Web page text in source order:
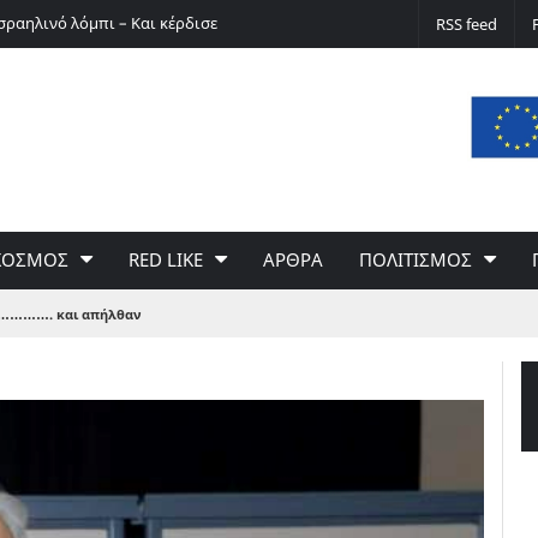
λόμπι – Και κέρδισε Ο Ερνστ Φίσερ για τις Δίκες της Μόσχας
RSS feed
RED LIKE ΑΡΘΡΑ ΠΟΛΙΤΙΣΜΟΣ
και απήλθαν